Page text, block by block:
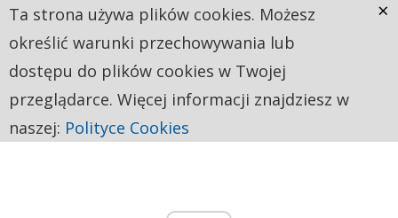
Ta strona używa plików cookies. Możesz
określić warunki przechowywania lub
dostępu do plików cookies w Twojej
przeglądarce. Więcej informacji znajdziesz w
naszej: Polityce Cookies
×